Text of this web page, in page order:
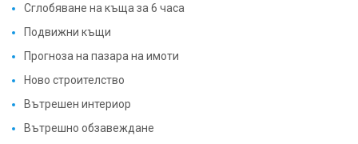
Сглобяване на къща за 6 часа
Подвижни къщи
Прогноза на пазара на имоти
Ново строителство
Вътрешен интериор
Вътрешно обзавеждане